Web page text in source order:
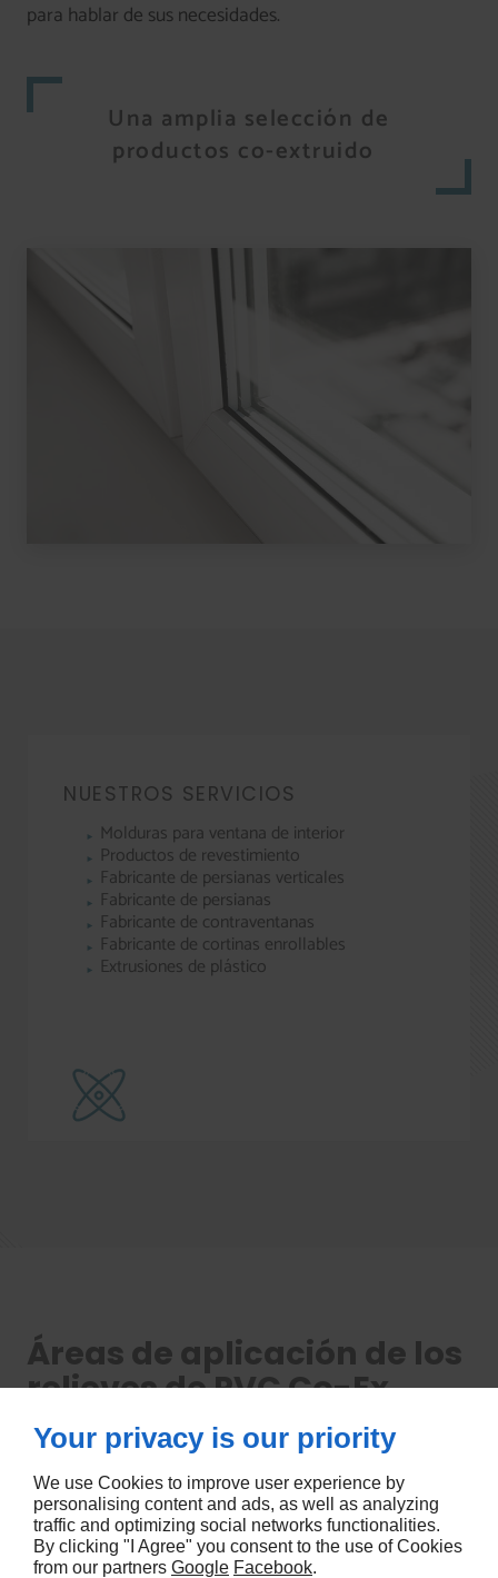
para hablar de sus necesidades.
Una amplia selección de
productos co-extruido
NUESTROS SERVICIOS
Molduras para ventana de interior
Productos de revestimiento
Fabricante de persianas verticales
Fabricante de persianas
Fabricante de contraventanas
Fabricante de cortinas enrollables
Extrusiones de plástico
Áreas de aplicación de los
relieves de PVC Co-Ex
La coextrusión ofrece posibilidades casi infinitas para la
fabricación de plásticos, ya que proporciona a los
productos extruidos a medida más funcionalidad. Las
piezas de plástico de una sola pieza pueden articularse,
los aditivos plásticos caros pueden utilizarse sólo en las
Your privacy is our priority
We use Cookies to improve user experience by
personalising content and ads, as well as analyzing
traffic and optimizing social networks functionalities.
By clicking "I Agree" you consent to the use of Cookies
from our partners Google Facebook.